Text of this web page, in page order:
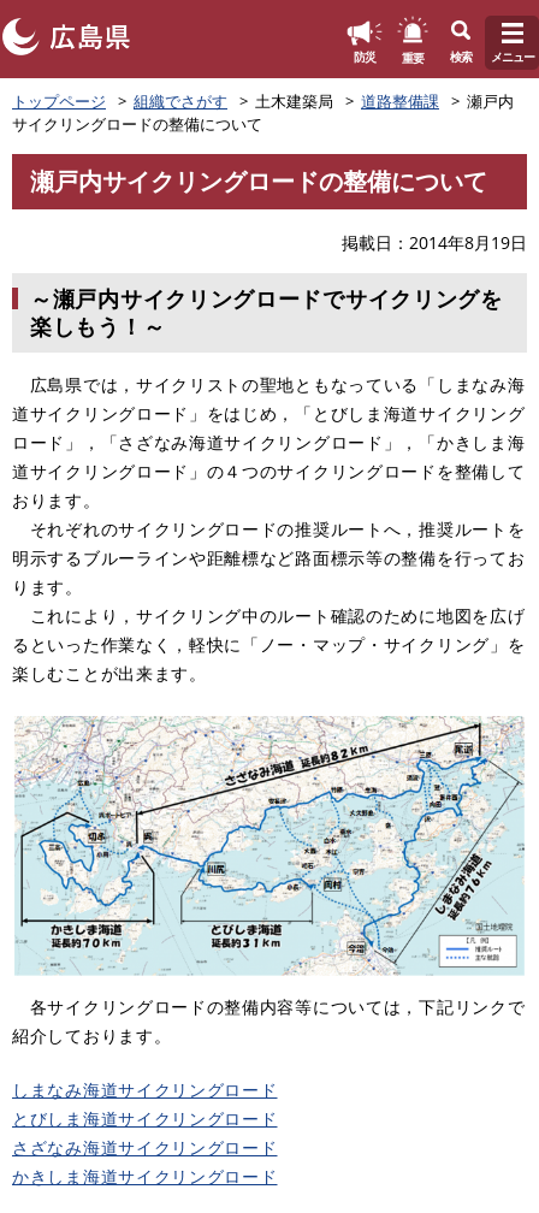
ペ
ー
ジ
の
頭
。
防災 重要 検索 メニュー
トップページ 組織でさがす 土木建築局 道路整備課
瀬戸内
サイクリングロードの整備について
文
瀬戸内サイクリングロードの整備について
掲載日 2014年8月19日
～瀬戸内サイクリングロードでサイクリングを
楽しもう！～
広島県では，サイクリストの聖地ともなっている「しまなみ海
道サイクリングロード」をはじめ，「とびしま海道サイクリング
ロード」，「さざなみ海道サイクリングロード」，「かきしま海
道サイクリングロード」の４つのサイクリングロードを整備して
おります。
それぞれのサイクリングロードの推奨ルートへ，推奨ルートを
明示するブルーラインや距離標など路面標示等の整備を行ってお
ります。
これにより，サイクリング中のルート確認のために地図を広げ
るといった作業なく，軽快に「ノー・マップ・サイクリング」を
楽しむことが出来ます。
各サイクリングロードの整備内容等については，下記リンクで
紹介しております。
しまなみ海道サイクリングロード
とびしま海道サイクリングロード
さざなみ海道サイクリングロード
かきしま海道サイクリングロード